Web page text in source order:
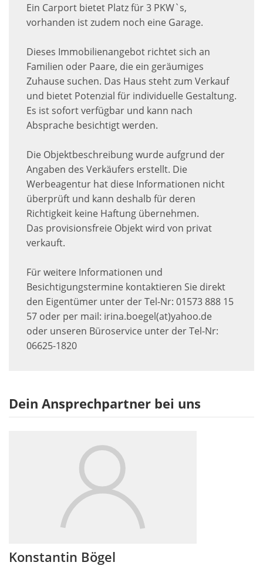
Ein Carport bietet Platz für 3 PKW`s,
vorhanden ist zudem noch eine Garage.
Dieses Immobilienangebot richtet sich an
Familien oder Paare, die ein geräumiges
Zuhause suchen. Das Haus steht zum Verkauf
und bietet Potenzial für individuelle Gestaltung.
Es ist sofort verfügbar und kann nach
Absprache besichtigt werden.
Die Objektbeschreibung wurde aufgrund der
Angaben des Verkäufers erstellt. Die
Werbeagentur hat diese Informationen nicht
überprüft und kann deshalb für deren
Richtigkeit keine Haftung übernehmen.
Das provisionsfreie Objekt wird von privat
verkauft.
Für weitere Informationen und
Besichtigungstermine kontaktieren Sie direkt
den Eigentümer unter der Tel-Nr: 01573 888 15
57 oder per mail: irina.boegel(at)yahoo.de
oder unseren Büroservice unter der Tel-Nr:
06625-1820
Dein Ansprechpartner bei uns
Konstantin Bögel